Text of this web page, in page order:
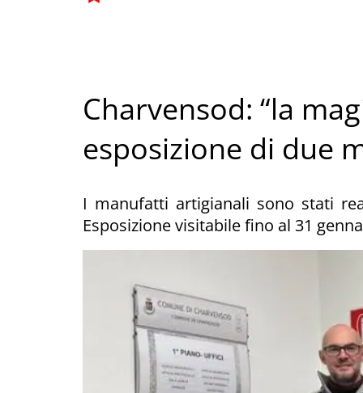
Charvensod: “la
esposizione di due
I manufatti artigianali sono stati
Esposizione visitabile fino al 31